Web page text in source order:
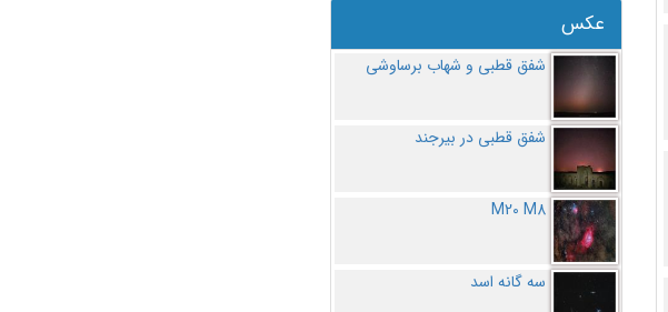
عکس
شفق قطبی و شهاب برساوشی
شفق قطبی در بیرجند
M20 M8
سه گانه اسد